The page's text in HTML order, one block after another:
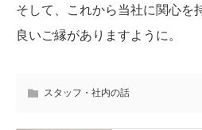
そして、これから当社に関心を
良いご縁がありますように。
スタッフ・社内の話